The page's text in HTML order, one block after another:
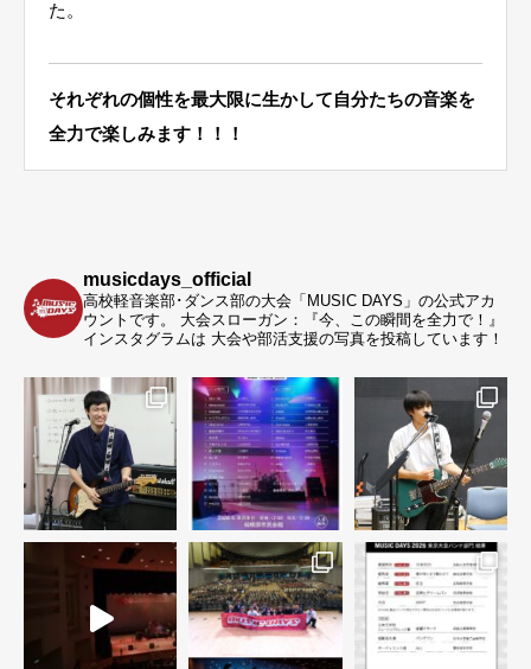
た。
それぞれの個性を最大限に生かして自分たちの音楽を
全力で楽しみます！！！
musicdays_official
高校軽音楽部･ダンス部の大会「MUSIC DAYS」の公式アカ
ウントです。
大会スローガン：『今、この瞬間を全力で！』
インスタグラムは 大会や部活支援の写真を投稿しています！